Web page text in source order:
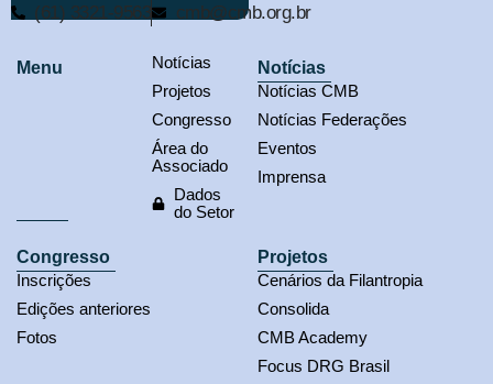
(61) 3321-9563 cmb@cmb.org.br
Menu
Notícias
Projetos
Congresso
Área do
Associado
Dados
do Setor
Notícias
Notícias CMB
Notícias Federações
Eventos
Imprensa
Congresso
Inscrições
Edições anteriores
Fotos
Projetos
Cenários da Filantropia
Consolida
CMB Academy
Focus DRG Brasil